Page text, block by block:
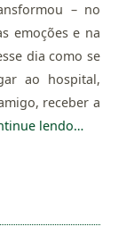
– no
emoções e na
dia como se
ao hospital,
receber a
lendo…